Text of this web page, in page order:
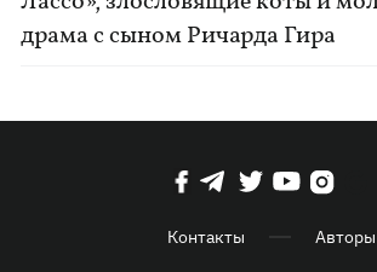
драма с сыном Ричарда Гира
Контакты Авторы